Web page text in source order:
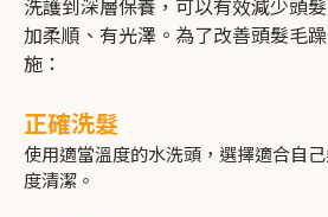
洗護到深層保養，可以有效減少頭
加柔順、有光澤。為了改善頭髮毛
施：
正確洗髮
使用適當溫度的水洗頭，選擇適合自
度清潔。
電商網站